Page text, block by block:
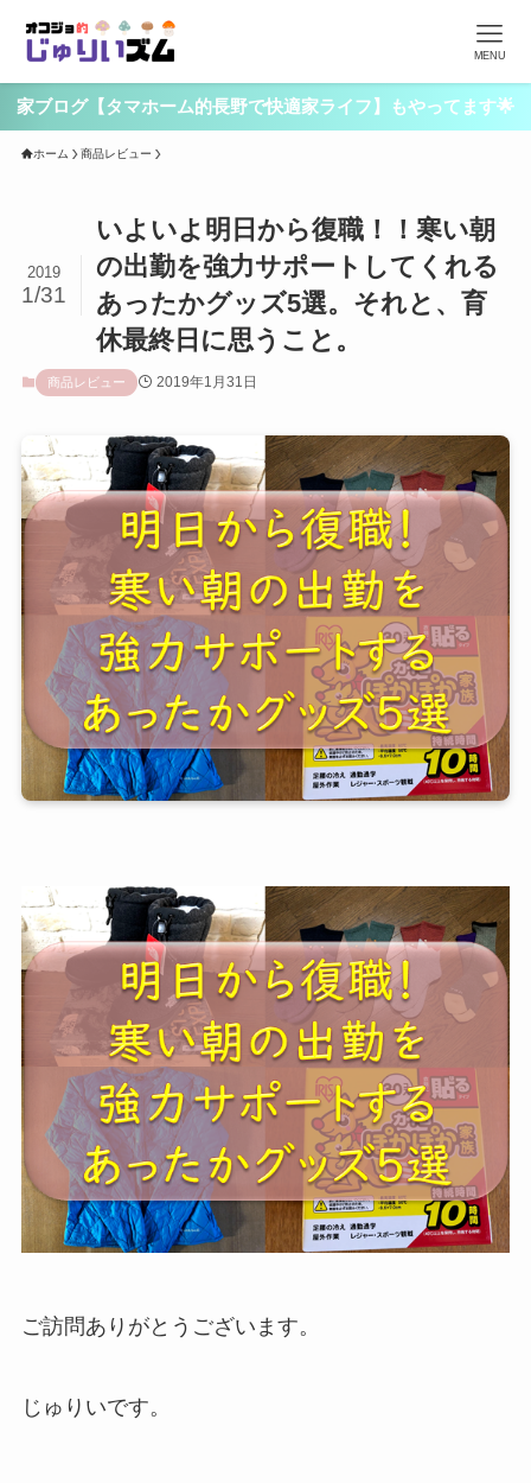
MENU
家ブログ【タマホーム的長野で快適家ライフ】もやってます🌟
ホーム 商品レビュー
いよいよ明日から復職！！寒い朝
の出勤を強力サポートしてくれる
あったかグッズ5選。それと、育
休最終日に思うこと。
2019
1/31
商品レビュー 2019年1月31日
ご訪問ありがとうございます。
じゅりいです。